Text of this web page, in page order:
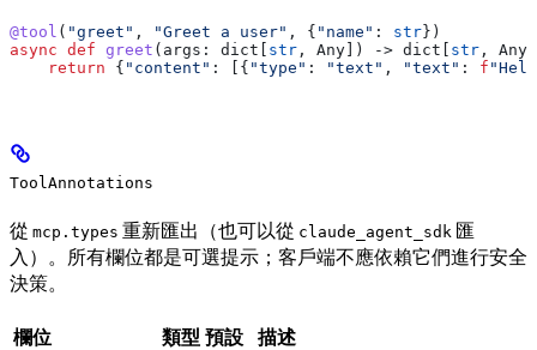
@tool ( "greet" , "Greet a user" , { "name" : str })
async def greet ( args : dict[ str , Any]) -> dict[ str ,
    return
{ "content" : [{ "type" : "text" , "text" : f
ToolAnnotations
從 mcp.types 重新匯出（也可以從 claude_agent_sdk 匯
入）。所有欄位都是可選提示；客戶端不應依賴它們進行安全
決策。
欄位 類型 預設 描述